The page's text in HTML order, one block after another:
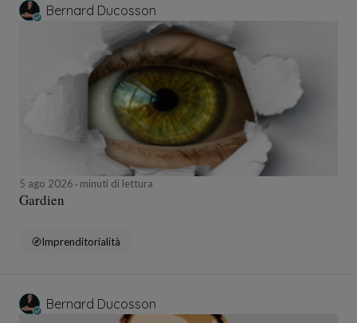
Bernard Ducosson
5 ago 2026 minuti di lettura
Gardien
Imprenditorialità
Bernard Ducosson